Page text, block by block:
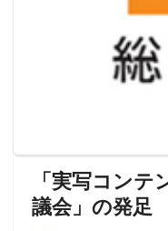
「実写コンテ
議会」の発足